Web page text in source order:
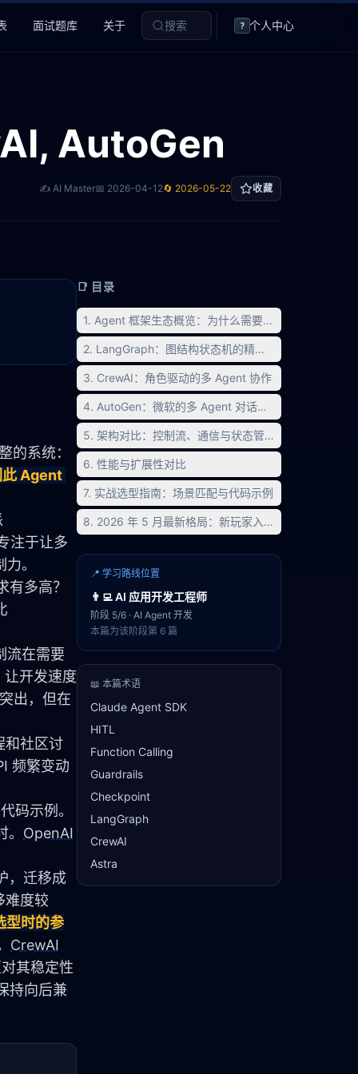
面试题库 关于 搜索 ? 个人中心
AutoGen
✍️ AI Master📅 2026-04-12🔄 2026-05-22 收藏
的系统：
此 Agent
注于让多
。
有多高？
流在需要
让开发速度
出，但在
和社区讨
频繁变动
码示例。
OpenAI
，迁移成
难度较
型时的参
CrewAI
其稳定性
持向后兼
📑 目录
1. Agent 框架生态概览：为什么需要框架？
2. LangGraph：图结构状态机的精妙设计
3. CrewAI：角色驱动的多 Agent 协作
4. AutoGen：微软的多 Agent 对话框架
5. 架构对比：控制流、通信与状态管理
6. 性能与扩展性对比
7. 实战选型指南：场景匹配与代码示例
8. 2026 年 5 月最新格局：新玩家入局与选型建议更新
📍 学习路线位置
👨‍💻AI 应用开发工程师
阶段 5/6 · AI Agent 开发
本篇为该阶段第 6 篇
📖 本篇术语
Claude Agent SDK
HITL
Function Calling
Guardrails
Checkpoint
LangGraph
CrewAI
Astra